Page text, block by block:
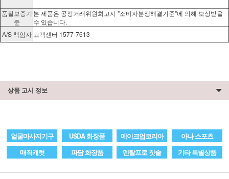
품질보증기
준
본 제품은 공정거래위원회고시 "소비자분쟁해결기준"에 의해 보상받을
수 있습니다.
A/S 책임자 고객센터 1577-7613
상품 고시 정보
얼굴마사지기구 USDA 화장품 메이크업코리아
아나 스포츠
매직캐럿
파담 화장품 덴탈프로 칫솔 기타 특별상품